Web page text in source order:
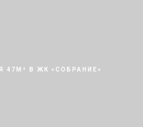
47М² В ЖК «СОБРАНИЕ»